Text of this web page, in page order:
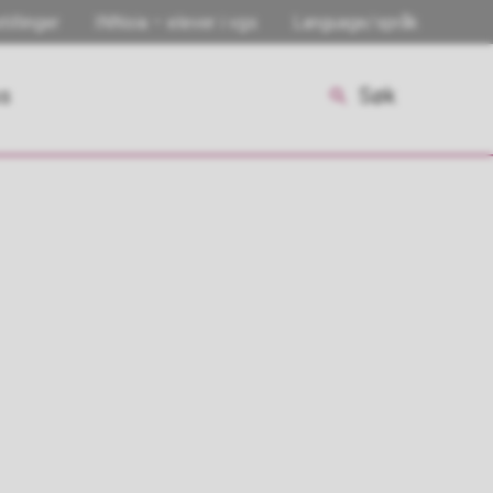
INNsia – elever i vgs Language/språk
Søk